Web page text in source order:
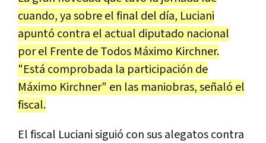
cuando, ya sobre el final del día, Luciani
apuntó contra el actual diputado nacional
por el Frente de Todos Máximo Kirchner.
"Está comprobada la participación de
Máximo Kirchner" en las maniobras, señaló el
fiscal.
El fiscal Luciani siguió con sus alegatos contra